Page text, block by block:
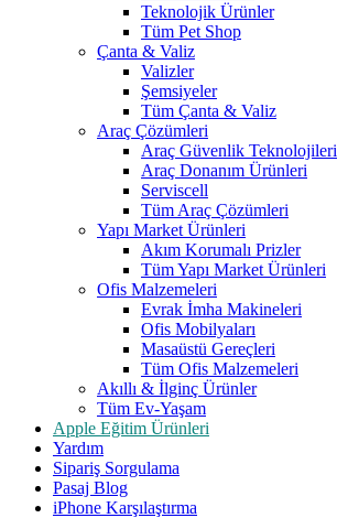
Teknolojik Ürünler
Tüm Pet Shop
Çanta & Valiz
Valizler
Şemsiyeler
Tüm Çanta & Valiz
Araç Çözümleri
Araç Güvenlik Teknolojileri
Araç Donanım Ürünleri
Serviscell
Tüm Araç Çözümleri
Yapı Market Ürünleri
Akım Korumalı Prizler
Tüm Yapı Market Ürünleri
Ofis Malzemeleri
Evrak İmha Makineleri
Ofis Mobilyaları
Masaüstü Gereçleri
Tüm Ofis Malzemeleri
Akıllı & İlginç Ürünler
Tüm Ev-Yaşam
Apple Eğitim Ürünleri
Yardım
Sipariş Sorgulama
Pasaj Blog
iPhone Karşılaştırma